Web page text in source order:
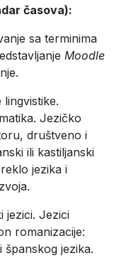
časova):
sa terminima
Moodle
Jezičko
društveno i
ili kastiljanski
jezika i
jezici. Jezici
romanizacije:
jezika.